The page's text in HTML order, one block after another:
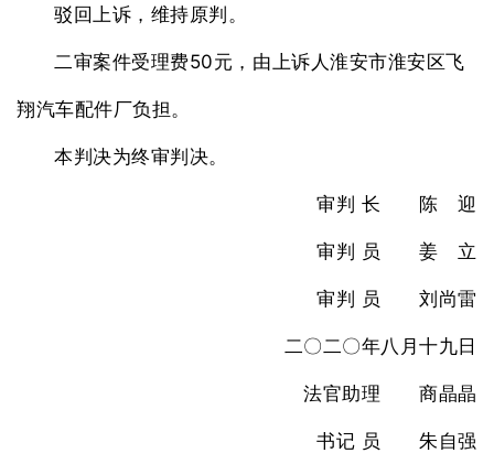
驳回上诉，维持原判。
二审案件受理费50元，由上诉人淮安市淮安区飞
翔汽车配件厂负担。
本判决为终审判决。
审判 长 陈 迎
审判 员 姜 立
审判 员 刘尚雷
二〇二〇年八月十九日
法官助理 商晶晶
书记 员 朱自强